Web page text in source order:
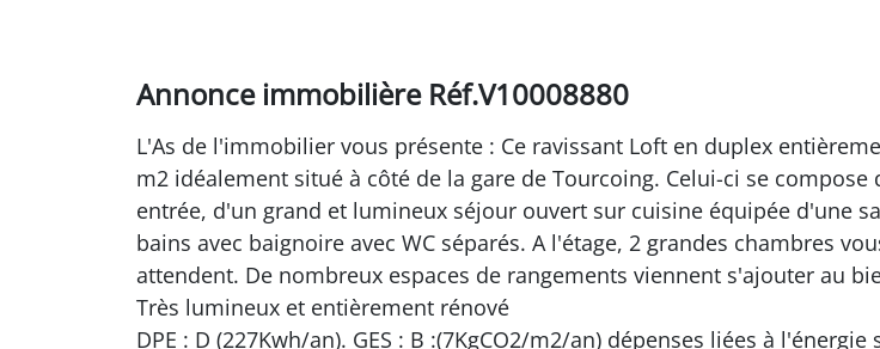
Annonce immobilière Réf.V10008880
L'As de l'immobilier vous présente : Ce ravissant Loft en duplex
m2 idéalement situé à côté de la gare de Tourcoing. Celui-ci se compose
entrée, d'un grand et lumineux séjour ouvert sur cuisine équipée d'une
bains avec baignoire avec WC séparés. A l'étage, 2 grandes chambres
attendent. De nombreux espaces de rangements viennent s'ajouter au
Très lumineux et entièrement rénové
DPE : D (227Kwh/an). GES : B :(7KgCO2/m2/an) dépenses liées à l'énergie